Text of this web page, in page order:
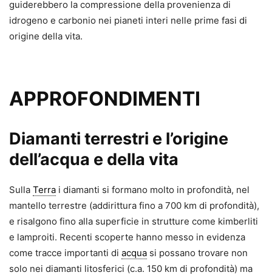
guiderebbero la compressione della provenienza di
idrogeno e carbonio nei pianeti interi nelle prime fasi di
origine della vita.
APPROFONDIMENTI
Diamanti terrestri e l’origine
dell’acqua e della vita
Sulla Terra i diamanti si formano molto in profondità, nel
mantello terrestre (addirittura fino a 700 km di profondità),
e risalgono fino alla superficie in strutture come kimberliti
e lamproiti. Recenti scoperte hanno messo in evidenza
come tracce importanti di acqua si possano trovare non
solo nei diamanti litosferici (c.a. 150 km di profondità) ma